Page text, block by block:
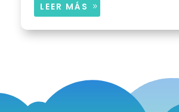
LEER MÁS